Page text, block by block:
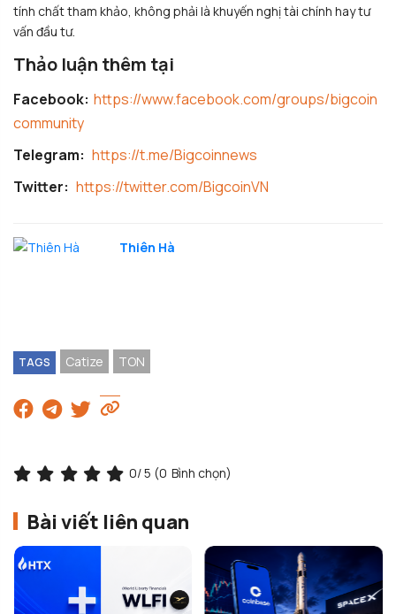
tính chất tham khảo, không phải là khuyến nghị tài chính hay tư
vấn đầu tư.
Thảo luận thêm tại
Facebook: https://www.facebook.com/groups/bigcoin
community
Telegram: https://t.me/Bigcoinnews
Twitter: https://twitter.com/BigcoinVN
Thiên Hà
TAGS Catize TON
0/ 5 (0 Bình chọn)
Bài viết liên quan